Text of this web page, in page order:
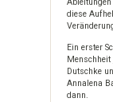
diese
Ein erster
Dutschke
Annalena
dann.